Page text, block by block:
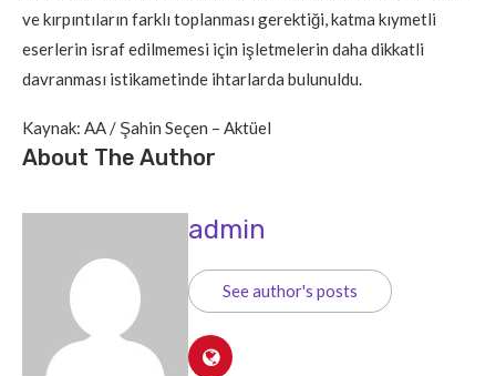
ve kırpıntıların farklı toplanması gerektiği, katma kıymetli
eserlerin israf edilmemesi için işletmelerin daha dikkatli
davranması istikametinde ihtarlarda bulunuldu.
Kaynak: AA / Şahin Seçen – Aktüel
About The Author
admin
See author's posts